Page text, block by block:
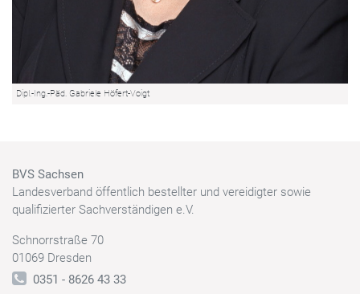
Dipl.-Ing.-Päd. Gabriele Höfert-Voigt
BVS Sachsen
Landesverband öffentlich bestellter und vereidigter sowie
qualifizierter Sachverständigen e.V.
Schnorrstraße 70
01069 Dresden
0351 - 8626 43 33